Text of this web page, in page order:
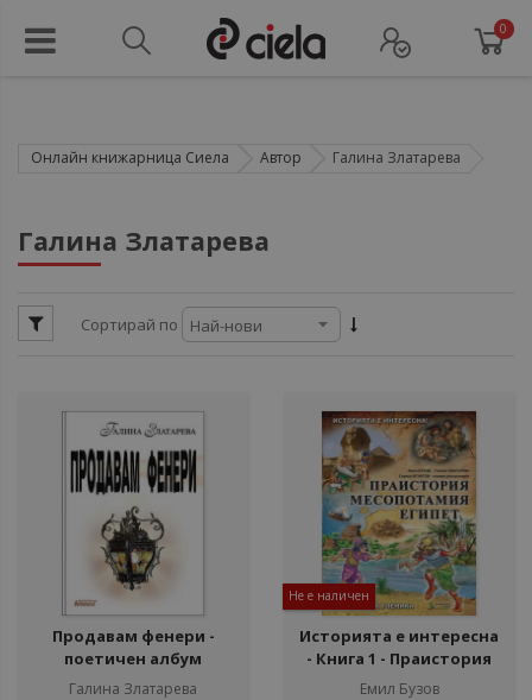
0
Онлайн книжарница Сиела Автор Галина Златарева
Галина Златарева
Сортирай по
Продавам фенери -
поетичен албум
Галина Златарева
Не е наличен
Историята е интересна
- Книга 1 - Праистория
Месопотамия Египет
Емил Бузов